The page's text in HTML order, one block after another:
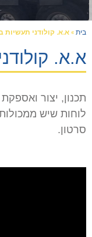
בית»א.א. קולודני תעשיות
א.א.
סרטון.